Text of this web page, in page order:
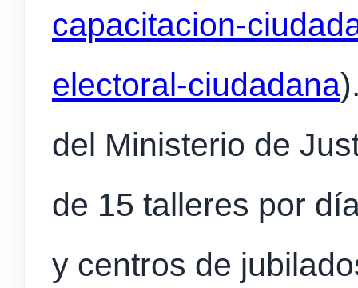
capacitacion-
electoral-ciudadana
del Ministerio de
de 15 talleres por
y centros de